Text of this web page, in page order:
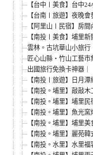
【台中〡美食】台中
【台南〡旅遊】夜晚
【阿里山〡民宿】房
【南投〡美食】埔里
雲林。古坑華山小旅
匠心山縣・竹山工藝
出國旅行免換卡神器｜
【南投〡旅遊】日月
【南投。埔里】敲敲
【南投。埔里】埔里
【南投。埔里】魚光
【南投。埔里】埔里
【南投。埔里】麗苑
【南投。水里】水里